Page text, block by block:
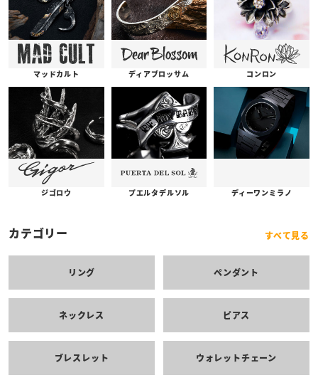
マッドカルト ディアブロッサム コンロン
ジゴロウ プエルタデルソル ディーワンミラノ
カテゴリー すべて見る
リング ペンダント
ネックレス ピアス
ブレスレット ウォレットチェーン